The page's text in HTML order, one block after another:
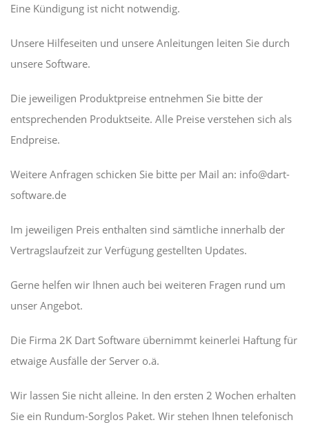
Eine Kündigung ist nicht notwendig.
Unsere Hilfeseiten und unsere Anleitungen leiten Sie durch
unsere Software.
Die jeweiligen Produktpreise entnehmen Sie bitte der
entsprechenden Produktseite. Alle Preise verstehen sich als
Endpreise.
Weitere Anfragen schicken Sie bitte per Mail an: info@dart-
software.de
Im jeweiligen Preis enthalten sind sämtliche innerhalb der
Vertragslaufzeit zur Verfügung gestellten Updates.
Gerne helfen wir Ihnen auch bei weiteren Fragen rund um
unser Angebot.
Die Firma 2K Dart Software übernimmt keinerlei Haftung für
etwaige Ausfälle der Server o.ä.
Wir lassen Sie nicht alleine. In den ersten 2 Wochen erhalten
Sie ein Rundum-Sorglos Paket. Wir stehen Ihnen telefonisch